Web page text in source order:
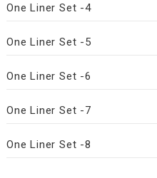
One Liner Set -4
One Liner Set -5
One Liner Set -6
One Liner Set -7
One Liner Set -8